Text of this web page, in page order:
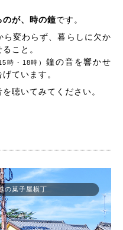
のが、時の鐘です。
変わらず、暮らしに欠か
こと。
時・18時）鐘の音を響かせ
ています。
聴いてみてください。
の菓子屋横丁